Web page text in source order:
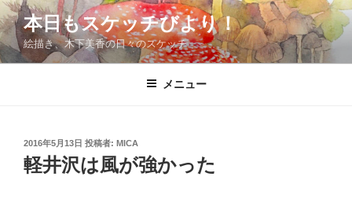
コ
ン
テ
ン
本日もスケッチびより！
絵描き、木下美香の日々のスケッチ
メニュー
投
稿
日:
2016年5月13日 投稿者: MICA
軽井沢は風が強かった